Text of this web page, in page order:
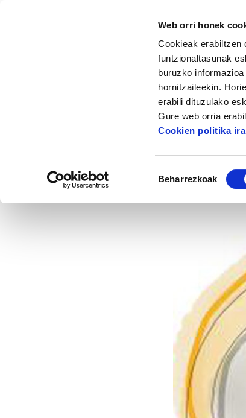
Web orri honek
Cookieak erabiltzen
funtzionaltasunak
buruzko
hornitzaileekin.
erabili dituzulako
Gure web orria
Cookien politika
hautatzea
Beharrezkoak
Albisteak eta artikuluak